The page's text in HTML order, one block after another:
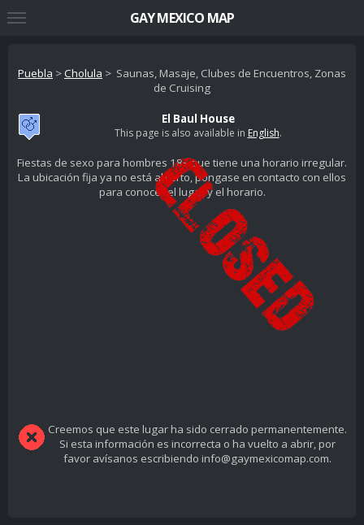
Puebla >Cholula > Saunas, Masaje, Clubes de Encuentros, Zonas
de Cruising
El Baul House
This page is also available in English.
Fiestas de sexo para hombres 18+ que tiene una horario irregular.
La ubicación fija ya no está abierto, póngase en contacto con ellos
para conocer el lugar y el horario.
Creemos que este lugar ha sido cerrado permanentemente.
Si esta información es incorrecta o ha vuelto a abrir, por
favor avísanos escribiendo info@gaymexicomap.com.
GAY MEXICO MAP